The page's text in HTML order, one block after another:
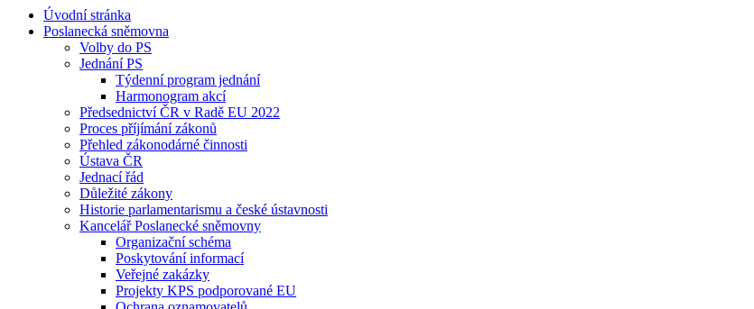
Úvodní stránka
Poslanecká sněmovna
Volby do PS
Jednání PS
Týdenní program jednání
Harmonogram akcí
Předsednictví ČR v Radě EU 2022
Proces příjímání zákonů
Přehled zákonodárné činnosti
Ústava ČR
Jednací řád
Důležité zákony
Historie parlamentarismu a české ústavnosti
Kancelář Poslanecké sněmovny
Organizační schéma
Poskytování informací
Veřejné zakázky
Projekty KPS podporované EU